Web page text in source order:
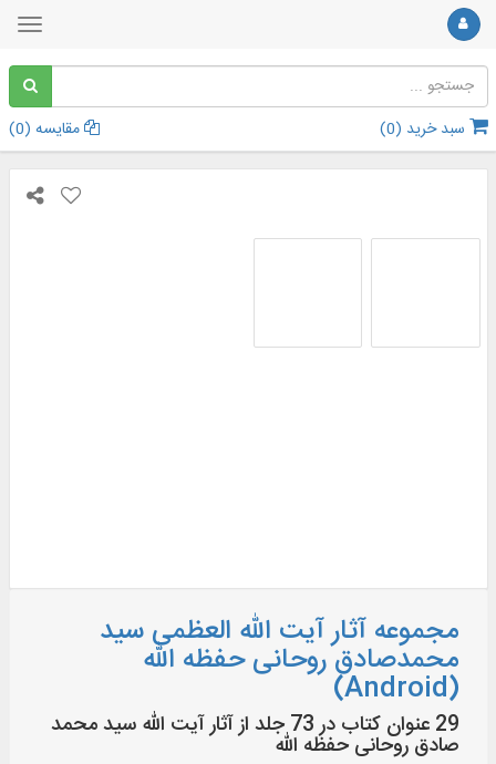
سبد خرید (0
) مقایسه (0
)
مجموعه آثار آیت الله العظمی سید
محمدصادق روحانی حفظه الله
(Android)
29 عنوان كتاب در 73 جلد از آثار آیت الله سید محمد
صادق روحانی حفظه الله